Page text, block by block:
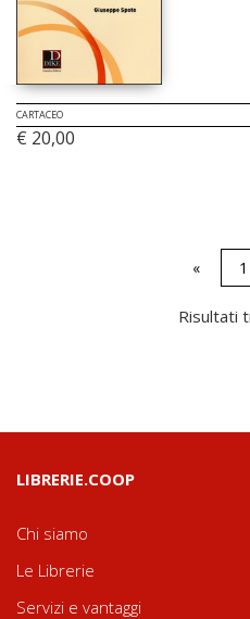
CARTACEO
€ 20,00
« 1
Risultati
LIBRERIE.COOP
Chi siamo
Le Librerie
Servizi e vantaggi